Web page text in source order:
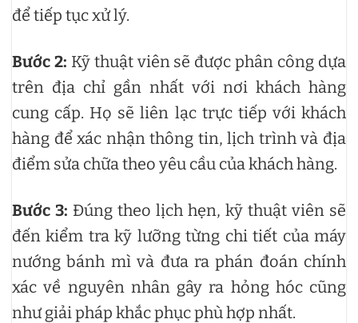
để tiếp tục xử lý.
Bước 2: Kỹ thuật viên sẽ được phân công dựa
trên địa chỉ gần nhất với nơi khách hàng
cung cấp. Họ sẽ liên lạc trực tiếp với khách
hàng để xác nhận thông tin, lịch trình và địa
điểm sửa chữa theo yêu cầu của khách hàng.
Bước 3: Đúng theo lịch hẹn, kỹ thuật viên sẽ
đến kiểm tra kỹ lưỡng từng chi tiết của máy
nướng bánh mì và đưa ra phán đoán chính
xác về nguyên nhân gây ra hỏng hóc cũng
như giải pháp khắc phục phù hợp nhất.